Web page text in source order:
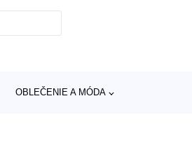
OBLEČENIE A MÓDA